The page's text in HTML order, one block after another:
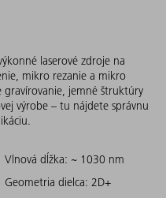
laserové zdroje na
mikro rezanie a mikro
jemné štruktúry
výrobe – tu nájdete správnu
Vlnová dĺžka: ~ 1030 nm
Geometria dielca: 2D+